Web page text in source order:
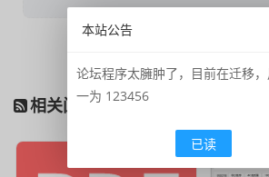
相关阅读
本站公告
论坛程序太臃肿了，目前在迁移
一为 123456
已读